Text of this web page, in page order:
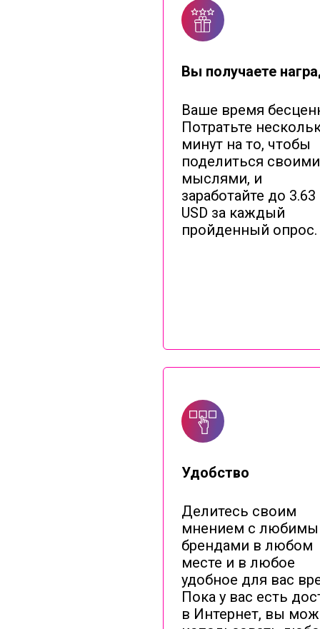
Вы получаете
Ваше время
Потратьте
минут на то, чтобы
поделиться своими
мыслями, и
заработайте до 3.63
USD за каждый
пройденный опрос.
Удобство
Делитесь своим
мнением с
брендами в любом
месте и в любое
удобное для вас
Пока у вас есть
в Интернет, вы